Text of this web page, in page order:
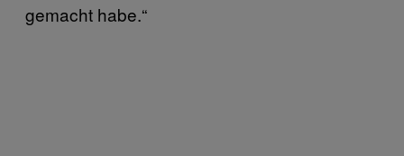
gemacht habe.“